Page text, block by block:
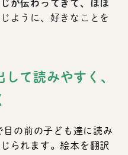
が伝わってきて、ほほ
ように、好きなことを
て読みやすく、
の前の子ども達に読み
られます。絵本を翻訳